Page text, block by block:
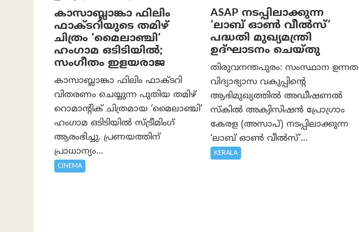
കാസാബ്ലാങ്കാ ഫിലിം
ഫാക്ടറിയുടെ തമിഴ്
ചിത്രം ‘മൈലാഞ്ചി’
ഹംഗാമ ഒടിടിയിൽ;
സംഗീതം ഇളയരാജ
കാസാബ്ലാങ്കാ ഫിലിം ഫാക്ടറി
വിതരണം ചെയ്യുന്ന പുതിയ തമിഴ്
റൊമാന്റിക് ചിത്രമായ ‘മൈലാഞ്ചി’
ഹംഗാമ ഒടിടിയിൽ സ്ട്രീമിംഗ്
ആരംഭിച്ചു. പ്രണയത്തിന്
പ്രാധാന്യം...
CINEMA
ASAP നടപ്പിലാക്കുന്ന
‘ലാബ് ഓൺ വീൽസ്’
പദ്ധതി മുഖ്യമന്ത്രി
ഉദ്ഘാടനം ചെയ്തു
തിരുവനന്തപുരം: സംസ്ഥാന ഉന്നത
വിദ്യാഭ്യാസ വകുപ്പിന്റെ
ആഭിമുഖ്യത്തിൽ അഡീഷണൽ
സ്കിൽ അക്വിസിഷൻ പ്രോഗ്രാം
കേരള (അസാപ്) നടപ്പിലാക്കുന്ന
‘ലാബ് ഓൺ വീൽസ്’...
KERALA